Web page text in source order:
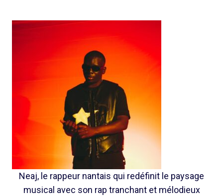
Neaj, le rappeur nantais qui redéfinit le paysage
musical avec son rap tranchant et mélodieux